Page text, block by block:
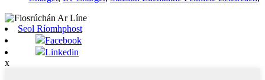
Seol Ríomhphost
Facebook
Linkedin
x